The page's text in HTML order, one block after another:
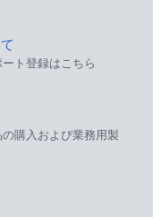
ト登録はこちら
購入および業務用製